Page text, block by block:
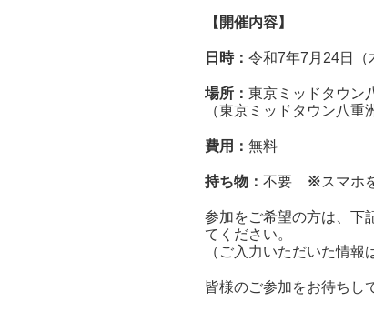
【開催内容】
日時： 令和7年7月24日
場所： 東京ミッドタウン
（東京ミッドタウン八
費用： 無料
持ち物： 不要 ※スマホ
参加をご希望の方は、下
てください。
（ご入力いただいた情報
皆様のご参加をお待ちし